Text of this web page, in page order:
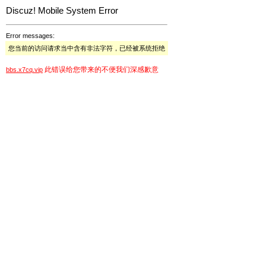
Discuz! Mobile System Error
Error messages:
您当前的访问请求当中含有非法字符，已经被系统拒绝
bbs.x7cq.vip 此错误给您带来的不便我们深感歉意